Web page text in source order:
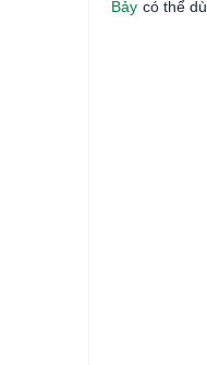
Bảy có thể